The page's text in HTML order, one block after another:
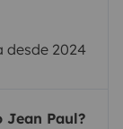
desde 2024
Jean Paul?